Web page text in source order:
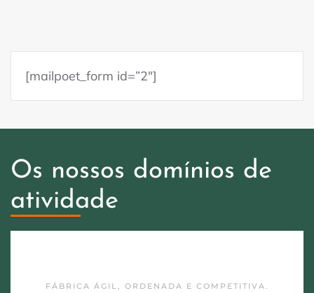
[mailpoet_form id=”2″]
Os nossos domínios de
atividade
FÁBRICA ÁGIL, ORDENADA E COMPETITIVA.